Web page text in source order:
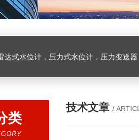
达式水位计，压力式水位计，压力变送器
类
技术文章 /